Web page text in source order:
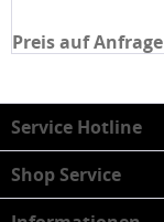
Preis auf Anfrage
Service Hotline
Shop Service